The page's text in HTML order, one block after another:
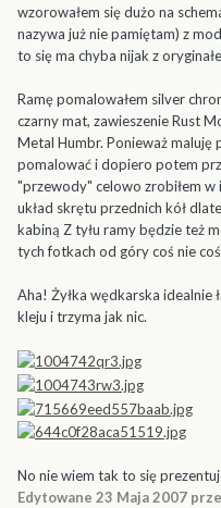
wzorowałem się dużo na
nazywa już nie pamiętam) z
to się ma chyba nijak z
Ramę pomalowałem silver
czarny mat, zawieszenie Rust
Metal Humbr. Ponieważ maluję
pomalować i dopiero potem
"przewody" celowo zrobiłem w
układ skrętu przednich kół
kabiną Z tyłu ramy będzie też
tych fotkach od góry coś nie
Aha! Żyłka wędkarska idealnie
kleju i trzyma jak nic.
No nie wiem tak to się
Edytowane 23 Maja 2007